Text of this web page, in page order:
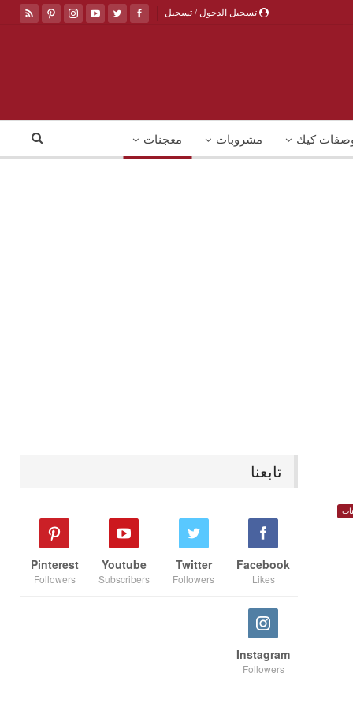
تسجيل الدخول / تسجيل
كيك مشروبات معجنات
تابعنا
Facebook
Likes
Twitter
Followers
Youtube
Subscribers
Pinterest
Followers
Instagram
Followers